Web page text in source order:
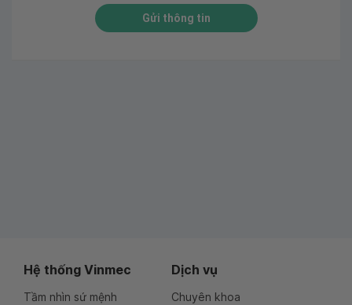
Gửi thông tin
Hệ thống Vinmec
Tầm nhìn sứ mệnh
Dịch vụ
Chuyên khoa